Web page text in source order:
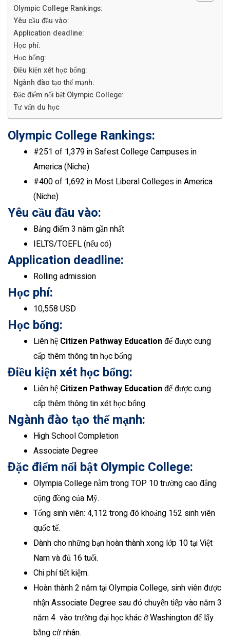
Olympic College Rankings:
Yêu cầu đầu vào:
Application deadline:
Học phí:
Học bổng:
Điều kiện xét học bổng:
Ngành đào tạo thế mạnh:
Đặc điểm nổi bật Olympic College:
Tư vấn du học
Olympic College Rankings:
#251 of 1,379 in Safest College Campuses in
America (Niche)
#400of 1,692 in Most Liberal Colleges in America
(Niche)
Yêu cầu đầu vào:
Bảng điểm 3 năm gần nhất
IELTS/TOEFL (nếu có)
Application deadline:
Rolling admission
Học phí:
10,558 USD
Học bổng:
Liên hệ Citizen Pathway Educationđể được cung
cấp thêm thông tin học bổng
Điều kiện xét học bổng:
Liên hệ Citizen Pathway Educationđể được cung
cấp thêm thông tin xét học bổng
Ngành đào tạo thế mạnh:
High School Completion
Associate Degree
Đặc điểm nổi bật Olympic College:
Olympia College nằm trong TOP 10 trường cao đẳng
cộng đồng của Mỹ.
Tổng sinh viên: 4,112 trong đó khoảng 152 sinh viên
quốc tế.
Dành cho những bạn hoàn thành xong lớp 10 tại Việt
Nam và đủ 16 tuổi.
Chi phí tiết kiệm.
Hoàn thành 2 năm tại Olympia College, sinh viên được
nhận Associate Degree sau đó chuyển tiếp vào năm 3
năm 4 vào trường đại học khác ở Washington để lấy
bằng cử nhân.